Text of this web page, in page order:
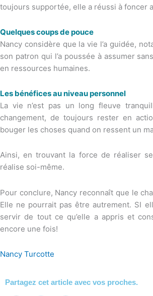
toujours supportée, elle a réussi à foncer
Quelques coups de pouce
Nancy considère que la vie l’a guidée,
son patron qui l’a poussée à assumer
en ressources humaines.
Les bénéfices au niveau personnel
La vie n’est pas un long fleuve
changement, de toujours rester en
bouger les choses quand on ressent un
Ainsi, en trouvant la force de réaliser
réalise soi-même.
Pour conclure, Nancy reconnaît que le
Elle ne pourrait pas être autrement. SI
servir de tout ce qu’elle a appris et
encore une fois!
Nancy Turcotte
Partagez cet article avec vos proches.